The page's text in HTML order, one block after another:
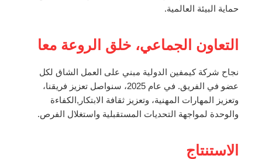
حماية البيئة العالمية.
التعاون الجماعي، خلق الروعة معا
نجاح شركة كيمفين الدولية مبني على العمل الشاق لكل
عضو في الفريق. في عام 2025، سنواصل تعزيز فريقنا،
وتعزيز المهارات المهنية، وتعزيز ثقافة الابتكار,الكفاءة
والوحدة لمواجهة التحديات المستقبلية واستغلال الفرص.
الاستنتاج